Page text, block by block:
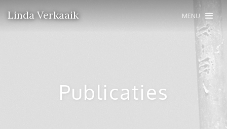
Linda Verkaaik MENU
Publicaties